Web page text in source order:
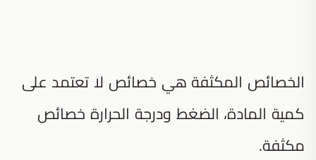
الخصائص المكثفة هي خصائص لا تعتمد على
كمية المادة، الضغط ودرجة الحرارة خصائص
مكثفة.